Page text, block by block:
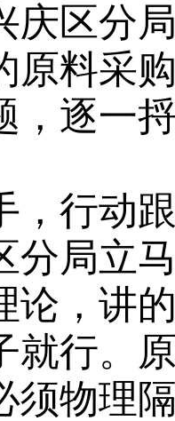
区分局
原料采
，逐一
行动跟
分局立
论，讲
就行。
须物理